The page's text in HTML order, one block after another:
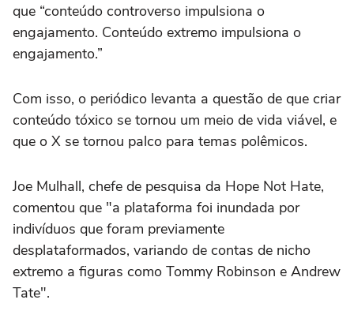
que “conteúdo controverso impulsiona o
engajamento. Conteúdo extremo impulsiona o
engajamento.”
Com isso, o periódico levanta a questão de que criar
conteúdo tóxico se tornou um meio de vida viável, e
que o X se tornou palco para temas polêmicos.
Joe Mulhall, chefe de pesquisa da Hope Not Hate,
comentou que "a plataforma foi inundada por
indivíduos que foram previamente
desplataformados, variando de contas de nicho
extremo a figuras como Tommy Robinson e Andrew
Tate".